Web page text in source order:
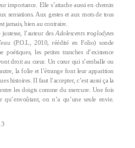
importance. Elle s’attache aussi en chemin
sensations. Aux gestes et aux mots de tous
jamais, bien au contraire.
l’auteur des Adolescents troglodytes
(P.O.L, 2010, réédité en Folio) sonde
poétiques, les petites tranches d’existence
droit au cœur. Un cœur qui s’emballe ou
la folie et l’étrange font leur apparition
histoires. II faut l’accepter, c’est aussi ça la
les doigts comme du mercure. Une fois
on n’a qu’une seule envie.